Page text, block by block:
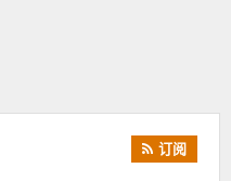
订阅